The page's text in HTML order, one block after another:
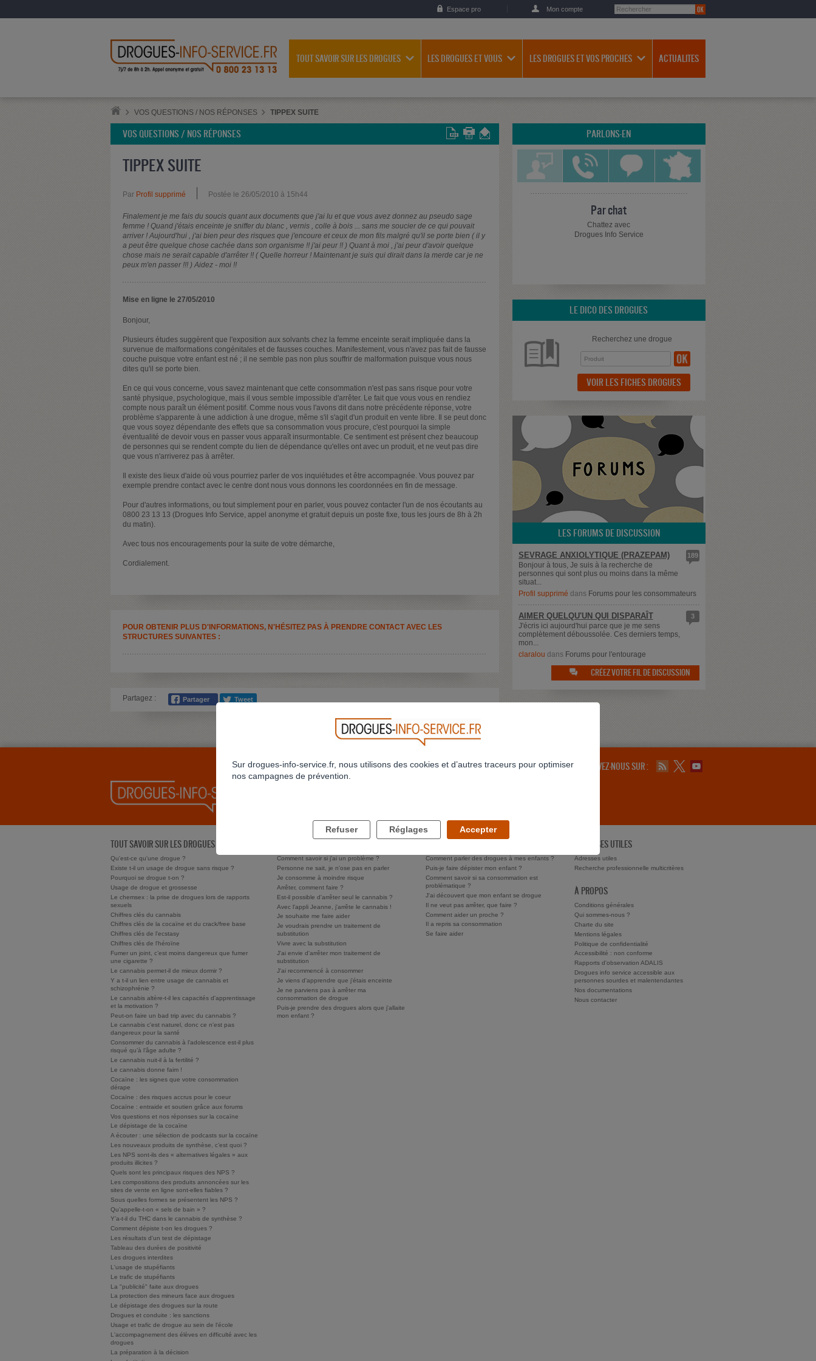
Espace pro Mon compte
TOUT SAVOIR SUR LES DROGUES LES DROGUES ET VOUS LES DROGUES ET VOS PROCHES ACTUALITES
VOS QUESTIONS / NOS RÉPONSES TIPPEX SUITE
VOS QUESTIONS / NOS RÉPONSES
TIPPEX SUITE
Par Profil supprimé Postée le 26/05/2010 à 15h44
Finalement je me fais du soucis quant aux documents que j'ai lu et que vous avez donnez au pseudo sage
femme ! Quand j'étais enceinte je sniffer du blanc , vernis , colle à bois ... sans me soucier de ce qui pouvait
arriver ! Aujourd'hui , j'ai bien peur des risques que j'encoure et ceux de mon fils malgré qu'il se porte bien ( il y
a peut être quelque chose cachée dans son organisme !! j'ai peur !! ) Quant à moi , j'ai peur d'avoir quelque
chose mais ne serait capable d'arrêter !! ( Quelle horreur ! Maintenant je suis qui dirait dans la merde car je ne
peux m'en passer !!! ) Aidez - moi !!
Mise en ligne le 27/05/2010
Bonjour,
Plusieurs études suggèrent que l'exposition aux solvants chez la femme enceinte serait impliquée dans la
survenue de malformations congénitales et de fausses couches. Manifestement, vous n'avez pas fait de fausse
couche puisque votre enfant est né ; il ne semble pas non plus souffrir de malformation puisque vous nous
dites qu'il se porte bien.
En ce qui vous concerne, vous savez maintenant que cette consommation n'est pas sans risque pour votre
santé physique, psychologique, mais il vous semble impossible d'arrêter. Le fait que vous vous en rendiez
compte nous paraît un élément positif. Comme nous vous l'avons dit dans notre précédente réponse, votre
problème s'apparente à une addiction à une drogue, même s'il s'agit d'un produit en vente libre. Il se peut donc
que vous soyez dépendante des effets que sa consommation vous procure, c'est pourquoi la simple
éventualité de devoir vous en passer vous apparaît insurmontable. Ce sentiment est présent chez beaucoup
de personnes qui se rendent compte du lien de dépendance qu'elles ont avec un produit, et ne veut pas dire
que vous n'arriverez pas à arrêter.
Il existe des lieux d'aide où vous pourriez parler de vos inquiétudes et être accompagnée. Vous pouvez par
exemple prendre contact avec le centre dont nous vous donnons les coordonnées en fin de message.
Pour d'autres informations, ou tout simplement pour en parler, vous pouvez contacter l'un de nos écoutants au
0800 23 13 13 (Drogues Info Service, appel anonyme et gratuit depuis un poste fixe, tous les jours de 8h à 2h
du matin).
Avec tous nos encouragements pour la suite de votre démarche,
Cordialement.
POUR OBTENIR PLUS D'INFORMATIONS, N'HÉSITEZ PAS À PRENDRE CONTACT AVEC LES
STRUCTURES SUIVANTES :
Partagez :
RETOUR À LA LISTE
PARLONS-EN
Par chat
Chattez avec
Drogues Info Service
LE DICO DES DROGUES
Recherchez une drogue
VOIR LES FICHES DROGUES
LES FORUMS DE DISCUSSION
189
SEVRAGE ANXIOLYTIQUE (PRAZEPAM)
Bonjour à tous, Je suis à la recherche de
personnes qui sont plus ou moins dans la même
situat...
Profil supprimé dans Forums pour les consommateurs
3
AIMER QUELQU'UN QUI DISPARAÎT
J'écris ici aujourd'hui parce que je me sens
complètement déboussolée. Ces derniers temps,
mon...
claralou dans Forums pour l'entourage
 CRÉEZ VOTRE FIL DE DISCUSSION
SUIVEZ-NOUS SUR :
TOUT SAVOIR SUR LES DROGUES
Qu'est-ce qu'une drogue ?
Existe t-il un usage de drogue sans risque ?
Pourquoi se drogue t-on ?
Usage de drogue et grossesse
Le chemsex : la prise de drogues lors de rapports
sexuels
Chiffres clés du cannabis
Chiffres clés de la cocaïne et du crack/free base
Chiffres clés de l'ecstasy
Chiffres clés de l'héroïne
Fumer un joint, c’est moins dangereux que fumer
une cigarette ?
Le cannabis permet-il de mieux dormir ?
Y a t-il un lien entre usage de cannabis et
schizophrénie ?
Le cannabis altère-t-il les capacités d'apprentissage
et la motivation ?
Peut-on faire un bad trip avec du cannabis ?
Le cannabis c'est naturel, donc ce n'est pas
dangereux pour la santé
Consommer du cannabis à l’adolescence est-il plus
risqué qu’à l’âge adulte ?
Le cannabis nuit-il à la fertilité ?
Le cannabis donne faim !
Cocaïne : les signes que votre consommation
dérape
Cocaïne : des risques accrus pour le coeur
Cocaïne : entraide et soutien grâce aux forums
Vos questions et nos réponses sur la cocaïne
Le dépistage de la cocaïne
A écouter : une sélection de podcasts sur la cocaïne
Les nouveaux produits de synthèse, c’est quoi ?
Les NPS sont-ils des « alternatives légales » aux
produits illicites ?
Quels sont les principaux risques des NPS ?
Les compositions des produits annoncées sur les
sites de vente en ligne sont-elles fiables ?
Sous quelles formes se présentent les NPS ?
Qu’appelle-t-on « sels de bain » ?
Y’a-t-il du THC dans le cannabis de synthèse ?
Comment dépiste t-on les drogues ?
Les résultats d'un test de dépistage
Tableau des durées de positivité
Les drogues interdites
L'usage de stupéfiants
Le trafic de stupéfiants
La "publicité" faite aux drogues
La protection des mineurs face aux drogues
Le dépistage des drogues sur la route
Drogues et conduite : les sanctions
Usage et trafic de drogue au sein de l'école
L'accompagnement des élèves en difficulté avec les
drogues
La préparation à la décision
Comment savoir si j'ai un problème ?
Personne ne sait, je n'ose pas en parler
Je consomme à moindre risque
Arrêter, comment faire ?
Est-il possible d'arrêter seul le cannabis ?
Avec l'appli Jeanne, j'arrête le cannabis !
Je souhaite me faire aider
Je voudrais prendre un traitement de
substitution
Vivre avec la substitution
J'ai envie d'arrêter mon traitement de
substitution
J'ai recommencé à consommer
Je viens d'apprendre que j'étais enceinte
Je ne parviens pas à arrêter ma
consommation de drogue
Puis-je prendre des drogues alors que j'allaite
mon enfant ?
Comment parler des drogues à mes enfants ?
Puis-je faire dépister mon enfant ?
Comment savoir si sa consommation est
problématique ?
J'ai découvert que mon enfant se drogue
Il ne veut pas arrêter, que faire ?
Comment aider un proche ?
Il a repris sa consommation
Se faire aider
ADRESSES UTILES
Adresses utiles
Recherche professionnelle multicritères
À PROPOS
Conditions générales
Qui sommes-nous ?
Charte du site
Mentions légales
Politique de confidentialité
Accessibilité : non conforme
Rapports d'observation ADALIS
Drogues info service accessible aux
personnes sourdes et malentendantes
Nos documentations
Nous contacter
Sur drogues-info-service.fr, nous utilisons des cookies et d’autres traceurs pour optimiser
nos campagnes de prévention.
Refuser Réglages Accepter